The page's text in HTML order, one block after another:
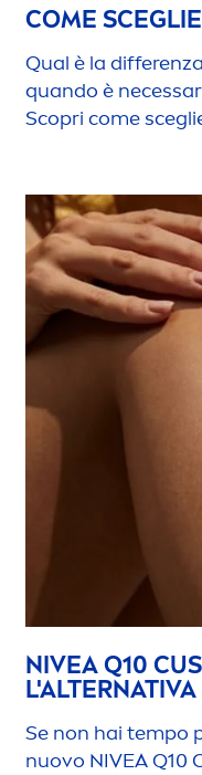
COME
Qual è la
quando è
Scopri come
NIVEAQ10
Se non hai tempo
nuovo NIVEAQ10